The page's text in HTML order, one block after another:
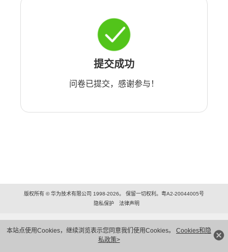
本站点使用Cookies，继续浏览表示您同意我们使用Cookies。 Cookies和隐
私政策>
提交成功
问卷已提交，感谢参与！
版权所有 © 华为技术有限公司 1998-2026。 保留一切权利。粤A2-20044005号
隐私保护
法律声明